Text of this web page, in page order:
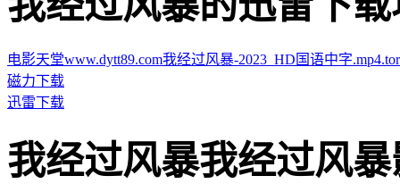
电影天堂www.dytt89.com我经过风暴-2023_HD国语中字
磁力下载
迅雷下载
我经过风暴我经过风暴